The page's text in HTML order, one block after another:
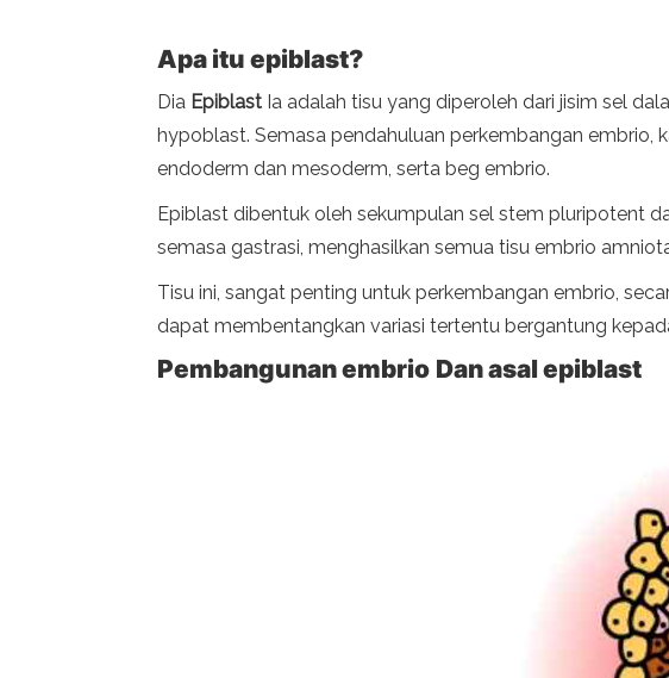
Apa itu epiblast?
Dia Epiblast Ia adalah tisu yang diperoleh dari jisim sel
hypoblast. Semasa pendahuluan perkembangan embrio,
endoderm dan mesoderm, serta beg embrio.
Epiblast dibentuk oleh sekumpulan sel stem pluripotent
semasa gastrasi, menghasilkan semua tisu embrio
Tisu ini, sangat penting untuk perkembangan embrio,
dapat membentangkan variasi tertentu bergantung
Pembangunan embrio Dan asal epiblast